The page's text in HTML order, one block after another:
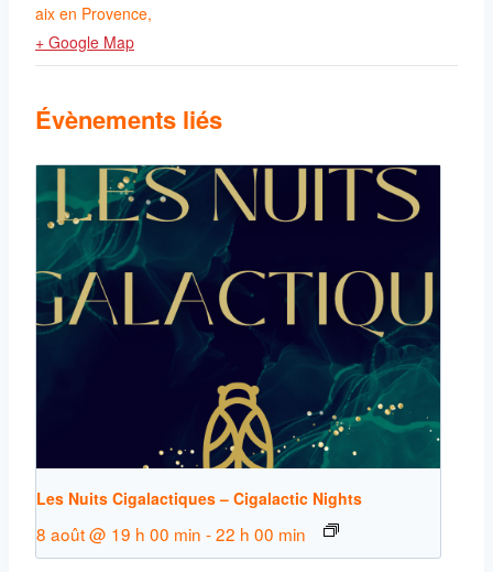
aix en Provence,
+ Google Map
Évènements liés
Les Nuits Cigalactiques – Cigalactic Nights
8 août @ 19 h 00 min -22 h 00 min